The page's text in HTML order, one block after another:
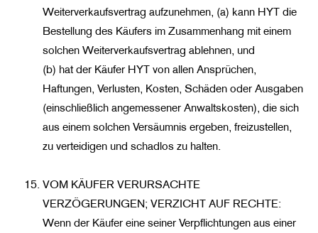
Weiterverkaufsvertrag aufzunehmen, (a) kann HYT die
Bestellung des Käufers im Zusammenhang mit einem
solchen Weiterverkaufsvertrag ablehnen, und
(b) hat der Käufer HYT von allen Ansprüchen,
Haftungen, Verlusten, Kosten, Schäden oder Ausgaben
(einschließlich angemessener Anwaltskosten), die sich
aus einem solchen Versäumnis ergeben, freizustellen,
zu verteidigen und schadlos zu halten.
VOM KÄUFER VERURSACHTE
VERZÖGERUNGEN; VERZICHT AUF RECHTE:
Wenn der Käufer eine seiner Verpflichtungen aus einer